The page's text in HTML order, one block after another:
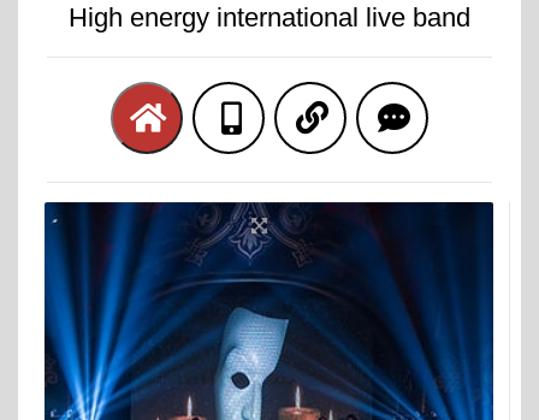
High energy international live band